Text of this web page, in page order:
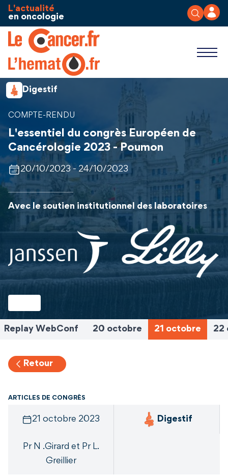
Aller au contenu
L'actualité
en oncologie
Digestif
COMPTE-RENDU
L'essentiel du congrès Européen de
Cancérologie 2023 - Poumon
20/10/2023 - 24/10/2023
Avec le soutien institutionnel des laboratoires
Replay WebConf 20 octobre 21 octobre 22
Retour
ARTICLES DE CONGRÈS
21 octobre 2023 Digestif
Pr N .Girard et Pr L.
Greillier
Panneau de gestion des cookies